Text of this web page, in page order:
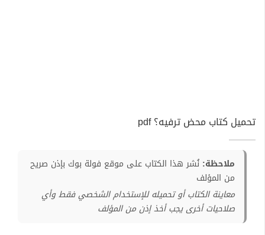
تحميل كتاب محض ترفيه؟ pdf
ملاحظة: نُشر هذا الكتاب على موقع فولة بوك بإذن صريح
من المؤلف
معاينة الكتاب أو تحميله للإستخدام الشخصي فقط وأي
صلاحيات أخرى يجب أخذ إذن من المؤلف